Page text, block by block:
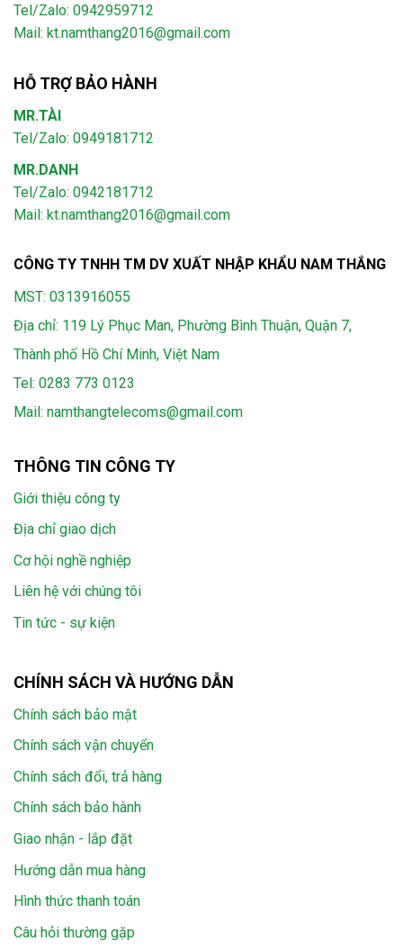
Tel/Zalo: 0942959712
Mail: kt.namthang2016@gmail.com
HỖ TRỢ BẢO HÀNH
MR.TÀI
Tel/Zalo: 0949181712
MR.DANH
Tel/Zalo: 0942181712
Mail: kt.namthang2016@gmail.com
CÔNG TY TNHH TM DV XUẤT NHẬP KHẨU NAM THẮNG
MST: 0313916055
Địa chỉ: 119 Lý Phục Man, Phường Bình Thuận, Quận 7,
Thành phố Hồ Chí Minh, Việt Nam
Tel: 0283 773 0123
Mail: namthangtelecoms@gmail.com
THÔNG TIN CÔNG TY
Giới thiệu công ty
Địa chỉ giao dịch
Cơ hội nghề nghiệp
Liên hệ với chúng tôi
Tin tức - sự kiện
CHÍNH SÁCH VÀ HƯỚNG DẪN
Chính sách bảo mật
Chính sách vận chuyển
Chính sách đổi, trả hàng
Chính sách bảo hành
Giao nhận - lắp đặt
Hướng dẫn mua hàng
Hình thức thanh toán
Câu hỏi thường gặp